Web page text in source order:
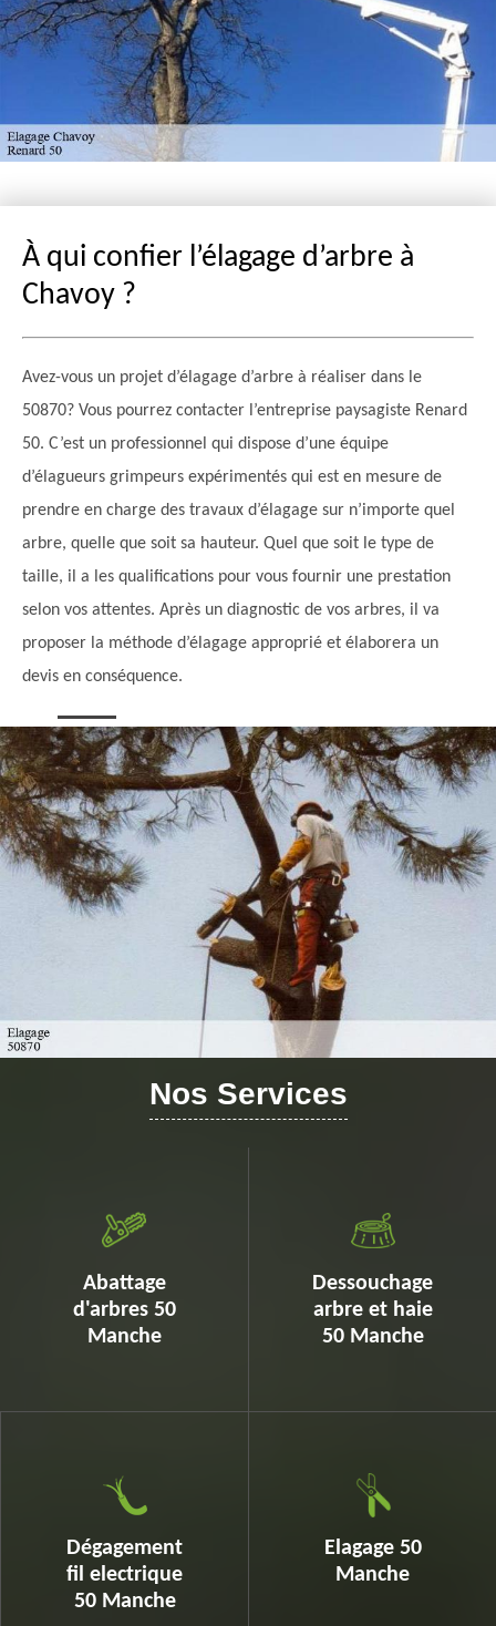
À qui confier l’élagage d’arbre à
Chavoy ?
Avez-vous un projet d’élagage d’arbre à réaliser dans le
50870? Vous pourrez contacter l’entreprise paysagiste Renard
50. C’est un professionnel qui dispose d’une équipe
d’élagueurs grimpeurs expérimentés qui est en mesure de
prendre en charge des travaux d’élagage sur n’importe quel
arbre, quelle que soit sa hauteur. Quel que soit le type de
taille, il a les qualifications pour vous fournir une prestation
selon vos attentes. Après un diagnostic de vos arbres, il va
proposer la méthode d’élagage approprié et élaborera un
devis en conséquence.
Nos Services
Abattage
d'arbres 50
Manche
Dessouchage
arbre et haie
50 Manche
Dégagement
fil electrique
50 Manche
Elagage 50
Manche